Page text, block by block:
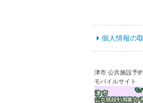
個人情報の
津市 公共施設予
モバイルサイト